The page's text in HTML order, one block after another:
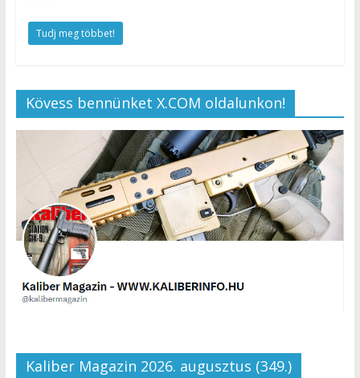
Tudj meg többet!
Kövess bennünket X.COM oldalunkon!
Kaliber Magazin 2026. augusztus (349.)